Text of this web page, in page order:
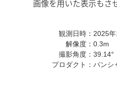
画像を用いた表示もさ
観測日時：2025年
解像度：0.3m
撮影角度：39.14°
プロダクト：パンシ